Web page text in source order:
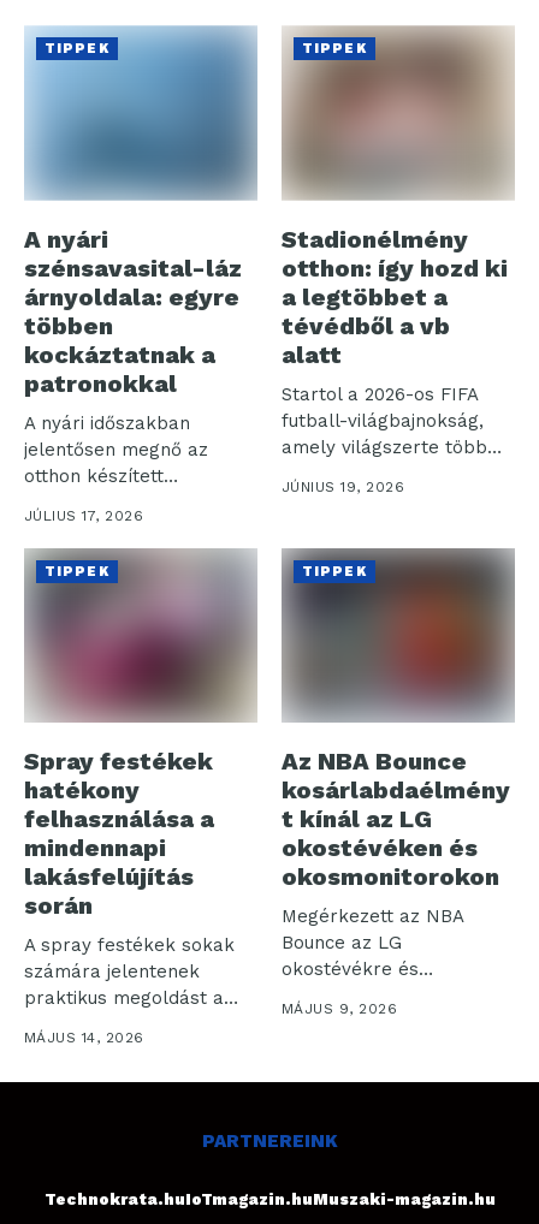
TIPPEK
A nyári
szénsavasital-láz
árnyoldala: egyre
többen
kockáztatnak a
patronokkal
A nyári időszakban
jelentősen megnő az
otthon készített
szénsavas italok iránti
JÚLIUS 17, 2026
TIPPEK
Stadionélmény
otthon: így hozd ki
a legtöbbet a
tévédből a vb
alatt
Startol a 2026-os FIFA
futball-világbajnokság,
amely világszerte több
milliárd nézőt vonz a...
JÚNIUS 19, 2026
TIPPEK
Spray festékek
hatékony
felhasználása a
mindennapi
lakásfelújítás
során
A spray festékek sokak
számára jelentenek
praktikus megoldást a
lakásfelújítás során. Bár...
MÁJUS 14, 2026
TIPPEK
Az NBA Bounce
kosárlabdaélmény
t kínál az LG
okostévéken és
okosmonitorokon
Megérkezett az NBA
Bounce az LG
okostévékre és
okosmonitorokra: az LG
Electronics...
MÁJUS 9, 2026
PARTNEREINK
Technokrata.huIoTmagazin.huMuszaki-magazin.hu